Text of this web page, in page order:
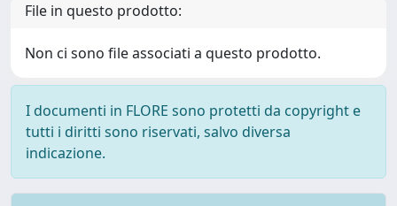
File in questo prodotto:
Non ci sono file associati a questo prodotto.
I documenti in FLORE sono protetti da copyright e
tutti i diritti sono riservati, salvo diversa
indicazione.